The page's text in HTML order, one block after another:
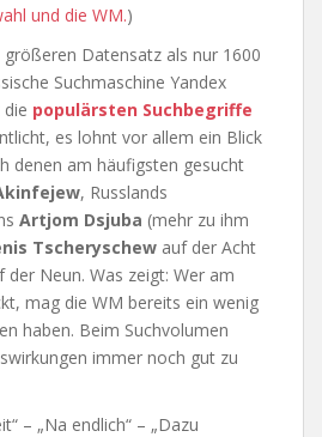
und die WM.)
Datensatz als nur 1600
Suchmaschine Yandex
populärsten Suchbegriffe
es lohnt vor allem ein Blick
denen am häufigsten gesucht
, Russlands
Artjom Dsjuba (mehr zu ihm
Tscheryschew auf der Acht
der Neun. Was zeigt: Wer am
mag die WM bereits ein wenig
haben. Beim Suchvolumen
immer noch gut zu
– „Na endlich“ – „Dazu